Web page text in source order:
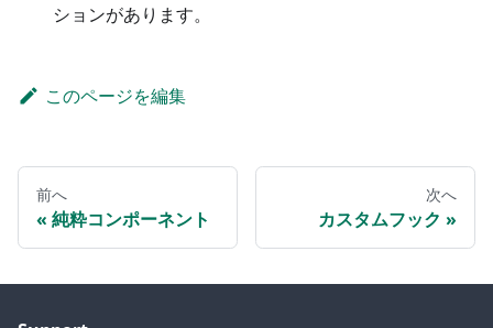
ションがあります。
このページを編集
前へ
純粋コンポーネント
次へ
カスタムフック